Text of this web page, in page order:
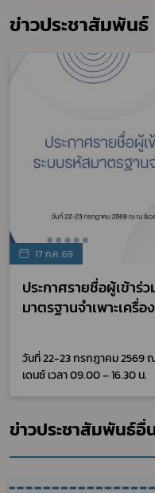
ข่าวประชาสัมพันธ์
17 ก.ค. 69
ประกาศรายชื่อผู้เข้าร่
มาตรฐานจำเพาะเครื่
วันที่ 22-23 กรกฎาคม 2569
เดนซ์ เวลา 09.00 – 16.30 น.
ข่าวประชาสัมพันธ์อื่